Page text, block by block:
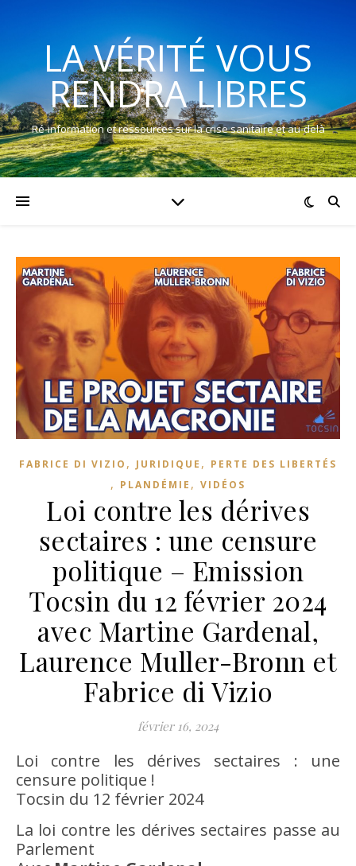
LA VÉRITÉ VOUS
RENDRA LIBRES
Ré-information et ressources sur la crise sanitaire et au-delà
FABRICE DI VIZIO , JURIDIQUE , PERTE DES LIBERTÉS
, PLANDÉMIE , VIDÉOS
Loi contre les dérives
sectaires : une censure
politique – Emission
Tocsin du 12 février 2024
avec Martine Gardenal,
Laurence Muller-Bronn et
Fabrice di Vizio
février 16, 2024
Loi contre les dérives sectaires : une
censure politique !
Tocsin du 12 février 2024
La loi contre les dérives sectaires passe au
Parlement